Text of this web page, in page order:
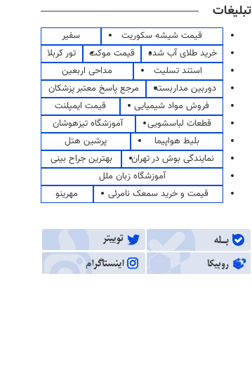
تبلیغات
قیمت شیشه سکوریت
سفیر
خرید طلای آب شده
قیمت موکت
تور کربلا
استند تسلیت
مداحی اربعین
دوربین مداربسته
مرجع پاسخ معتبر پزشکان
فروش مواد شیمیایی
قیمت ایمپلنت
قطعات لباسشویی
آموزشگاه تیزهوشان
بلیط هواپیما
پرشین هتل
نمایندگی بوش در تهران
بهترین جراح بینی
آموزشگاه زبان ملل
قیمت و خرید سمعک نامرئی
مهرینو